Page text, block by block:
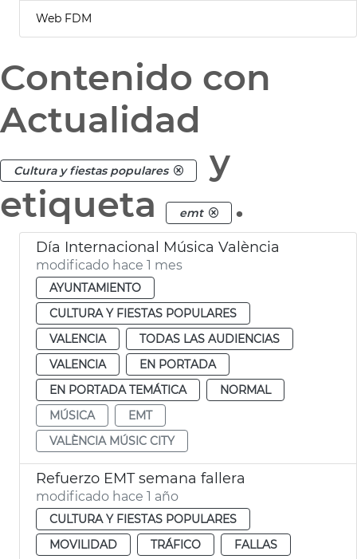
Web FDM
Contenido con
Actualidad
Cultura y fiestas populares
y
etiqueta
emt .
Día Internacional Música València
modificado hace 1 mes
AYUNTAMIENTO
CULTURA Y FIESTAS POPULARES
VALENCIA
TODAS LAS AUDIENCIAS
VALENCIA
EN PORTADA
EN PORTADA TEMÁTICA
NORMAL
MÚSICA
EMT
VALÈNCIA MÚSIC CITY
Refuerzo EMT semana fallera
modificado hace 1 año
CULTURA Y FIESTAS POPULARES
MOVILIDAD
TRÁFICO FALLAS